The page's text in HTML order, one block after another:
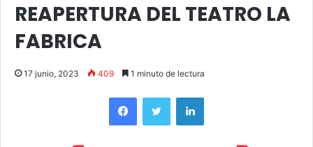
REAPERTURA DEL TEATRO LA
FABRICA
17 junio, 2023 409 1 minuto de lectura